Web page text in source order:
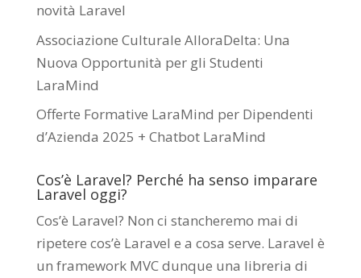
novità Laravel
Associazione Culturale AlloraDelta: Una
Nuova Opportunità per gli Studenti
LaraMind
Offerte Formative LaraMind per Dipendenti
d’Azienda 2025 + Chatbot LaraMind
Cos’è Laravel? Perché ha senso imparare
Laravel oggi?
Cos’è Laravel? Non ci stancheremo mai di
ripetere cos’è Laravel e a cosa serve. Laravel è
un framework MVC dunque una libreria di